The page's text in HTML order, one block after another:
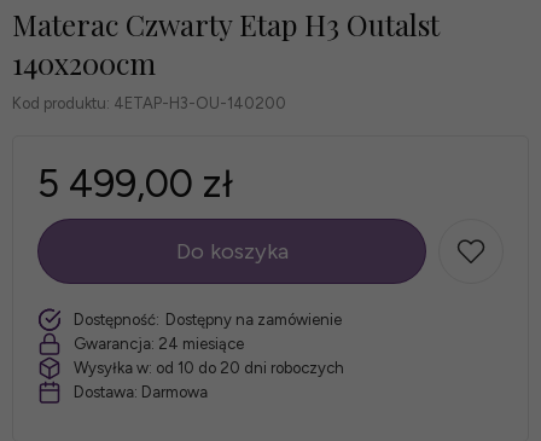
Materac Czwarty Etap H3 Outalst
140x200cm
Kod produktu: 4ETAP-H3-OU-140200
5 499,00 zł
szt.
Do koszyka
Dostępność: Dostępny na zamówienie
Gwarancja: 24 miesiące
Wysyłka w: od 10 do 20 dni roboczych
Dostawa: Darmowa